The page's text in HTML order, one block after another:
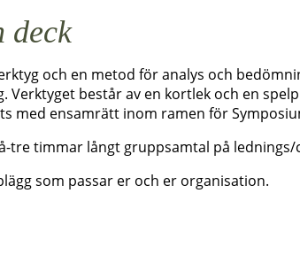
deck
och en metod för analys och
Verktyget består av en kortlek och en
med ensamrätt inom ramen för
tre timmar långt gruppsamtal på lednings/
som passar er och er organisation.